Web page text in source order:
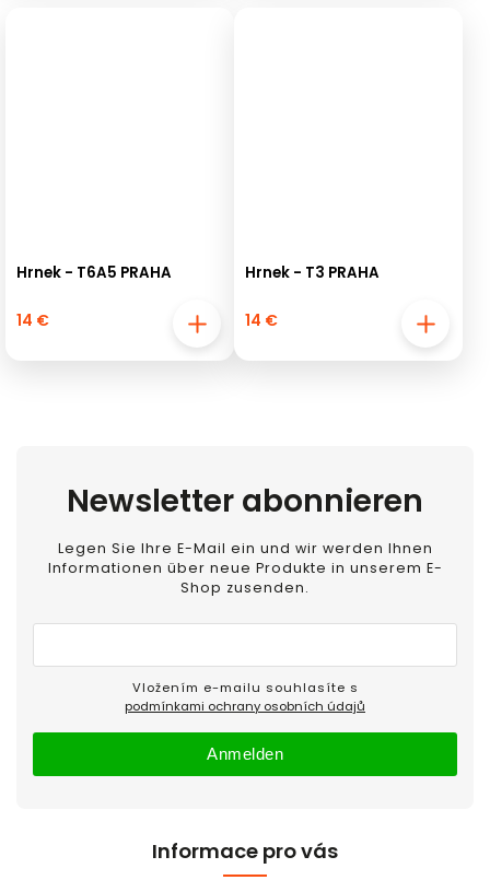
Hrnek - T6A5 PRAHA
14 €
Hrnek - T3 PRAHA
14 €
Informace pro vás
Newsletter abonnieren
Legen Sie Ihre E-Mail ein und wir werden Ihnen
Informationen über neue Produkte in unserem E-
Shop zusenden.
podmínkami ochrany osobních údajů
Anmelden